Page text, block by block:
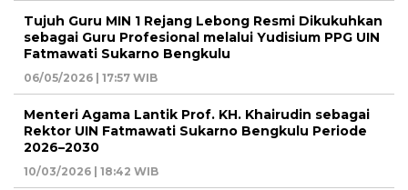
Tujuh Guru MIN 1 Rejang Lebong Resmi Dikukuhkan
sebagai Guru Profesional melalui Yudisium PPG UIN
Fatmawati Sukarno Bengkulu
06/05/2026 | 17:57 WIB
Menteri Agama Lantik Prof. KH. Khairudin sebagai
Rektor UIN Fatmawati Sukarno Bengkulu Periode
2026–2030
10/03/2026 | 18:42 WIB